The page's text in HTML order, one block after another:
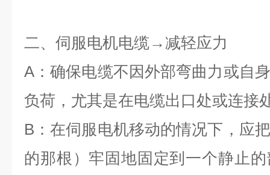
二、伺服电机电缆→减轻应力
A ：确保电缆不因外部弯曲力或自
负荷，尤其是在电缆出口处或连
B ：在伺服电机移动的情况下，应
的那根）牢固地固定到一个静止